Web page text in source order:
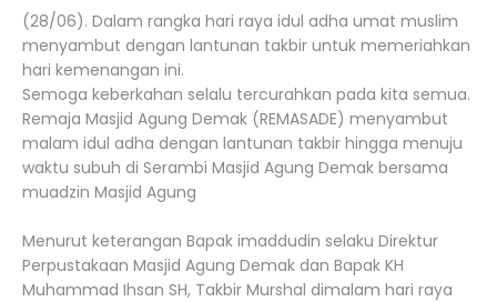
(28/06). Dalam rangka hari raya idul adha umat muslim
menyambut dengan lantunan takbir untuk memeriahkan
hari kemenangan ini.
Semoga keberkahan selalu tercurahkan pada kita semua.
Remaja Masjid Agung Demak (REMASADE) menyambut
malam idul adha dengan lantunan takbir hingga menuju
waktu subuh di Serambi Masjid Agung Demak bersama
muadzin Masjid Agung
Menurut keterangan Bapak imaddudin selaku Direktur
Perpustakaan Masjid Agung Demak dan Bapak KH
Muhammad Ihsan SH, Takbir Murshal dimalam hari raya